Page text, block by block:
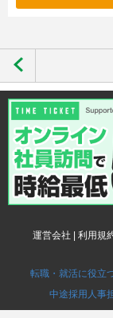
運営会社 | 利用規
転職・就活に役立
中途採用人事